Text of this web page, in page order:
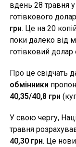
вдень 28 травня
готівкового
грн. Це на 20
поки далеко від
готівковий долар
Про це свідчать
обмінники
40,35/40,8 грн
У свою чергу,
травня
40,30 грн. Це